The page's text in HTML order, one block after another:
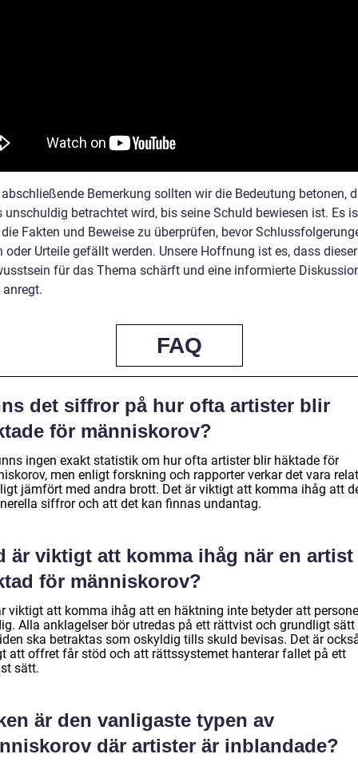
Bemerkung sollten wir die Bedeutung betonen,
unschuldig betrachtet wird, bis seine Schuld bewiesen ist. Es
Fakten und Beweise zu überprüfen, bevor
oder Urteile gefällt werden. Unsere Hoffnung ist es, dass
für das Thema schärft und eine informierte
FAQ
det siffror på hur ofta artister blir
för människorov?
ingen exakt statistik om hur ofta artister blir häktade för
men enligt forskning och rapporter verkar det vara
jämfört med andra brott. Det är viktigt att komma ihåg att
siffror och att det kan finnas undantag.
är viktigt att komma ihåg när en artist
för människorov?
viktigt att komma ihåg att en häktning inte betyder att
Alla anklagelser bör utredas på ett rättvist och grundligt sätt
ska betraktas som oskyldig tills skuld bevisas. Det är
att offret får stöd och att rättssystemet hanterar fallet på ett
sätt.
är den vanligaste typen av
där artister är inblandade?